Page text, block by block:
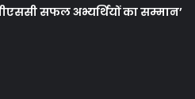
सफल अभ्यर्थियों का सम्मान’